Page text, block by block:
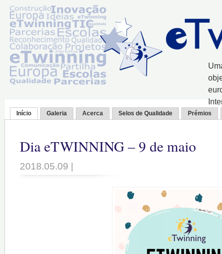
Início Galeria Acerca Selos de Qualidade Prémios
Dia eTWINNING – 9 de maio
2018.05.09 |